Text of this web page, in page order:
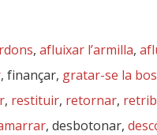
, afluixar l’armilla,
, finançar, gratar-se la
, restituir, retornar,
, desbotonar,